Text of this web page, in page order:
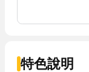
特色說明